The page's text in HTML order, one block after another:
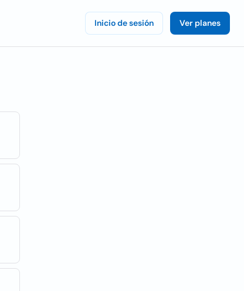
Inicio de sesión Ver planes